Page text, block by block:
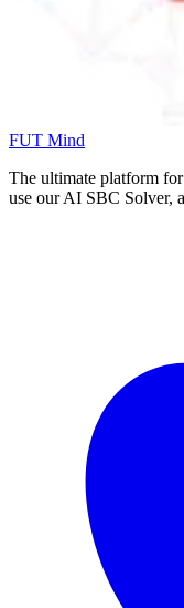
FUT Mind
The ultimate platform
use our AI SBC Solver,